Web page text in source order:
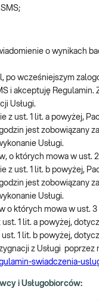
o wynikach
po wcześniejszym
i akceptuję
Usługi.
z ust. 1 lit. a powyżej,
jest zobowiązany
Usługi.
o których mowa w ust.
z ust. 1 lit. b powyżej,
jest zobowiązany
Usługi.
o których mowa w ust.
ust. 1 lit. a powyżej,
1 lit. b powyżej,
z Usługi
swiadczenia-
i Usługobiorców: